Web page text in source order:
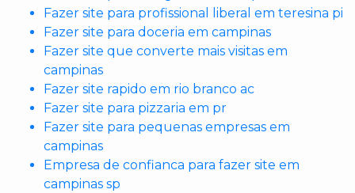
Fazer site para profissional liberal em teresina pi
Fazer site para doceria em campinas
Fazer site que converte mais visitas em
campinas
Fazer site rapido em rio branco ac
Fazer site para pizzaria em pr
Fazer site para pequenas empresas em
campinas
Empresa de confianca para fazer site em
campinas sp